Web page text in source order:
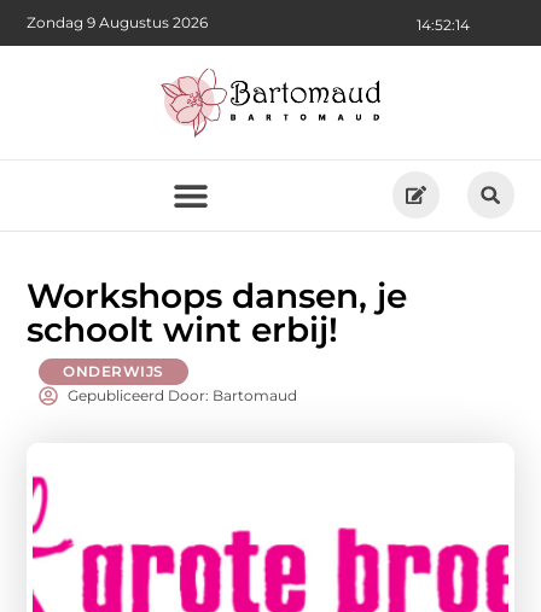
14:52:15
Zondag 9 Augustus 2026
Workshops dansen, je
schoolt wint erbij!
ONDERWIJS
Gepubliceerd Door: Bartomaud